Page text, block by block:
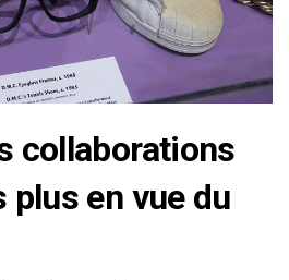
collaborations
plus en vue du